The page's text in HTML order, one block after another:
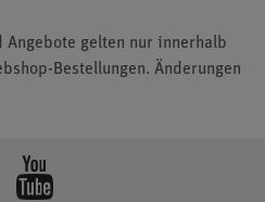
Angebote gelten nur innerhalb
Bestellungen. Änderungen